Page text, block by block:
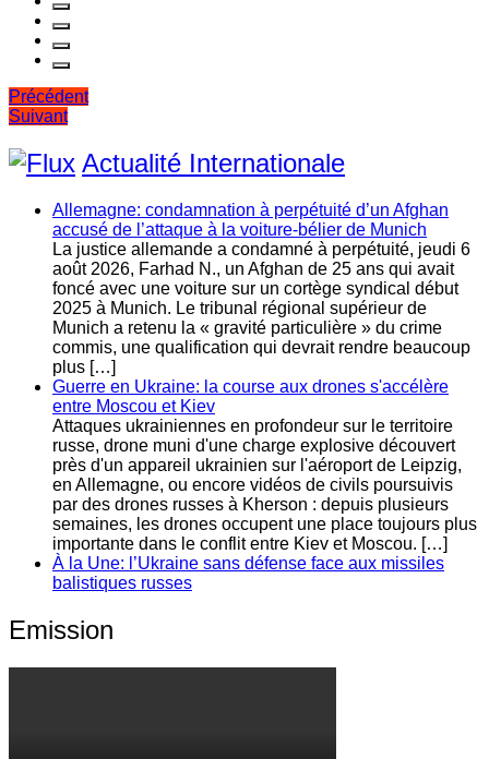
Navigation
de
l’article
Précédent
Suivant
Actualité Internationale
Allemagne: condamnation à perpétuité d’un Afghan
accusé de l’attaque à la voiture-bélier de Munich
La justice allemande a condamné à perpétuité, jeudi 6
août 2026, Farhad N., un Afghan de 25 ans qui avait
foncé avec une voiture sur un cortège syndical début
2025 à Munich. Le tribunal régional supérieur de
Munich a retenu la « gravité particulière » du crime
commis, une qualification qui devrait rendre beaucoup
plus […]
Guerre en Ukraine: la course aux drones s'accélère
entre Moscou et Kiev
Attaques ukrainiennes en profondeur sur le territoire
russe, drone muni d'une charge explosive découvert
près d'un appareil ukrainien sur l'aéroport de Leipzig,
en Allemagne, ou encore vidéos de civils poursuivis
par des drones russes à Kherson : depuis plusieurs
semaines, les drones occupent une place toujours plus
importante dans le conflit entre Kiev et Moscou. […]
À la Une: l’Ukraine sans défense face aux missiles
balistiques russes
Emission